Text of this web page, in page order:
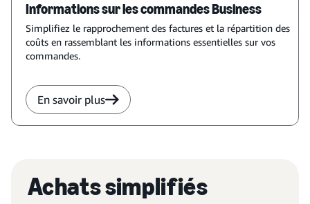
Informations sur les commandes Business
Simplifiez le rapprochement des factures et la répartition des
coûts en rassemblant les informations essentielles sur vos
commandes.
En savoir plus
Achats simplifiés